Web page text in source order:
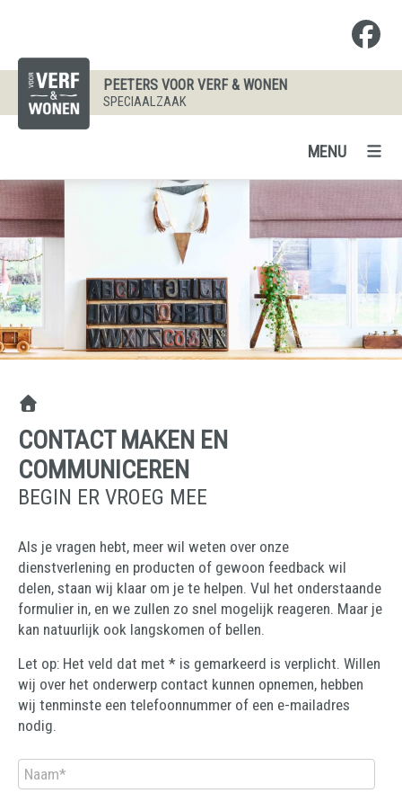
PEETERS VOOR VERF & WONEN
SPECIAALZAAK
MENU
CONTACT MAKEN EN
COMMUNICEREN
BEGIN ER VROEG MEE
Als je vragen hebt, meer wil weten over onze
dienstverlening en producten of gewoon feedback wil
delen, staan wij klaar om je te helpen. Vul het onderstaande
formulier in, en we zullen zo snel mogelijk reageren. Maar je
kan natuurlijk ook langskomen of bellen.
Let op: Het veld dat met * is gemarkeerd is verplicht. Willen
wij over het onderwerp contact kunnen opnemen, hebben
wij tenminste een telefoonnummer of een e-mailadres
nodig.